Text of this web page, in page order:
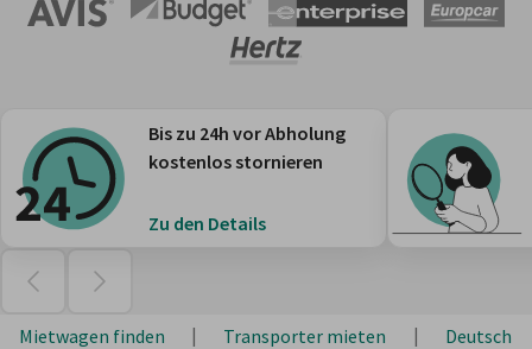
Bis zu 24h vor Abholung
kostenlos stornieren
Zu den Details
Mietwagen finden Transporter mieten